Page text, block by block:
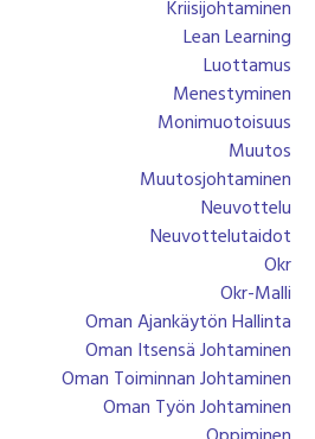
Kriisijohtaminen
Lean Learning
Luottamus
Menestyminen
Monimuotoisuus
Muutos
Muutosjohtaminen
Neuvottelu
Neuvottelutaidot
Okr
Okr-Malli
Oman Ajankäytön Hallinta
Oman Itsensä Johtaminen
Oman Toiminnan Johtaminen
Oman Työn Johtaminen